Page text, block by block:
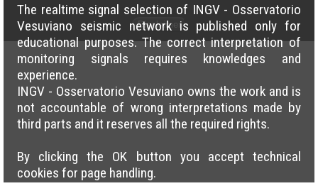
The realtime signal selection of INGV - Osservatorio
Vesuviano seismic network is published only for
educational purposes. The correct interpretation of
monitoring signals requires knowledges and
experience.
INGV - Osservatorio Vesuviano owns the work and is
not accountable of wrong interpretations made by
third parts and it reserves all the required rights.
By clicking the OK button you accept technical
cookies for page handling.
Disclaimer